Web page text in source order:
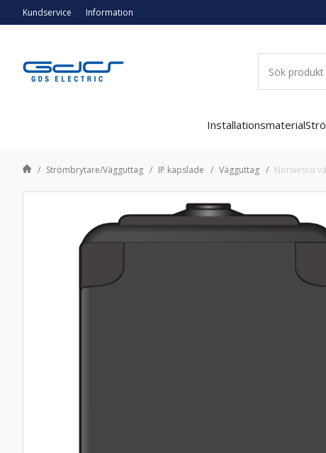
Kundservice Information
Installationsmaterial
Strömbrytare/Vägguttag IP kapslade Vägguttag Norwesco